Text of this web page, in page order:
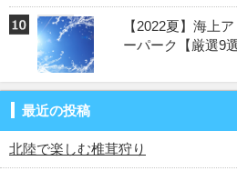
【2022夏】海上
ーパーク【厳選9選
最近の投稿
北陸で楽しむ椎茸狩り